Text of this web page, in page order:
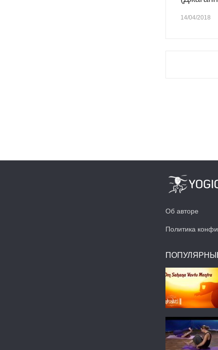
14/04/2018
Об авторе
Политика